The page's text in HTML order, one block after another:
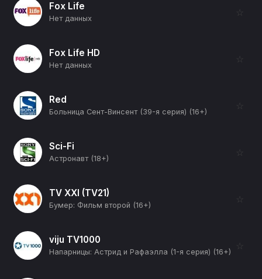
Fox Life
Нет данных
☆
Fox Life HD
Нет данных
☆
Red
Больница Сент-Винсент (39-я серия) (16+)
☆
Sci-Fi
Астронавт (18+)
☆
TV XXI (TV21)
Бумер: Фильм второй (16+)
☆
viju TV1000
Напарницы: Астрид и Рафаэлла (1-я серия) (16+)
☆